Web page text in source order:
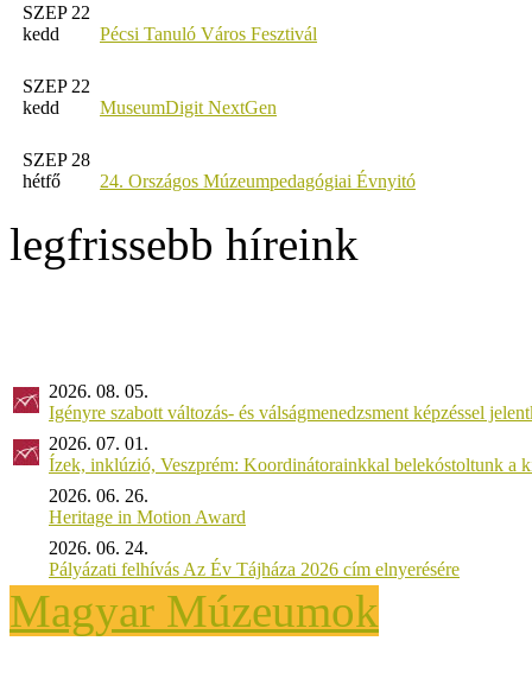
SZEP 22
kedd
Pécsi Tanuló Város Fesztivál
SZEP 22
kedd
MuseumDigit NextGen
SZEP 28
hétfő
24. Országos Múzeumpedagógiai Évnyitó
legfrissebb híreink
2026. 08. 05.
Igényre szabott változás- és válságmenedzsment képzéssel
2026. 07. 01.
Ízek, inklúzió, Veszprém: Koordinátorainkkal belekóstoltunk a
2026. 06. 26.
Heritage in Motion Award
2026. 06. 24.
Pályázati felhívás Az Év Tájháza 2026 cím elnyerésére
Magyar Múzeumok